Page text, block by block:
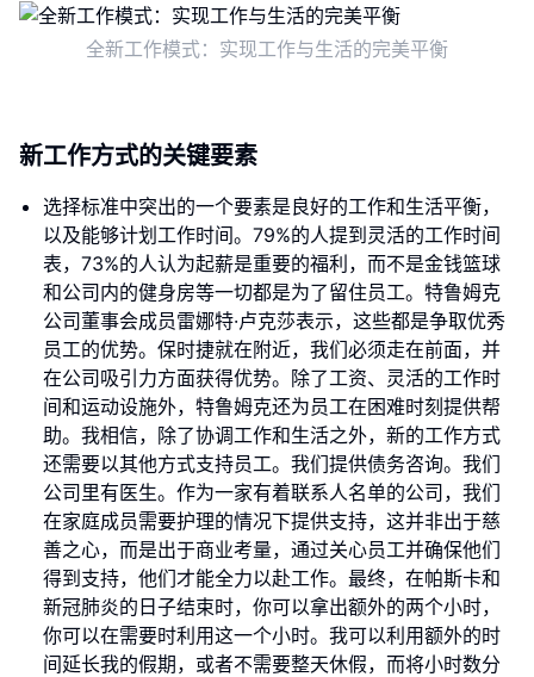
全新工作模式：实现工作与生活的完美平衡
新工作方式的关键要素
选择标准中突出的一个要素是良好的工作和生活平衡，
以及能够计划工作时间。79%的人提到灵活的工作时间
表，73%的人认为起薪是重要的福利，而不是金钱篮球
和公司内的健身房等一切都是为了留住员工。特鲁姆克
公司董事会成员雷娜特·卢克莎表示，这些都是争取优秀
员工的优势。保时捷就在附近，我们必须走在前面，并
在公司吸引力方面获得优势。除了工资、灵活的工作时
间和运动设施外，特鲁姆克还为员工在困难时刻提供帮
助。我相信，除了协调工作和生活之外，新的工作方式
还需要以其他方式支持员工。我们提供债务咨询。我们
公司里有医生。作为一家有着联系人名单的公司，我们
在家庭成员需要护理的情况下提供支持，这并非出于慈
善之心，而是出于商业考量，通过关心员工并确保他们
得到支持，他们才能全力以赴工作。最终，在帕斯卡和
新冠肺炎的日子结束时，你可以拿出额外的两个小时，
你可以在需要时利用这一个小时。我可以利用额外的时
间延长我的假期，或者不需要整天休假，而将小时数分